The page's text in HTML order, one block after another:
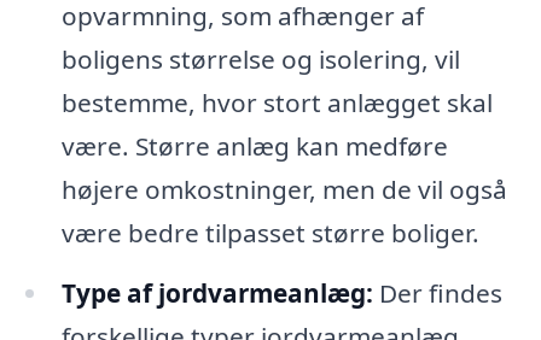
opvarmning, som afhænger af
boligens størrelse og isolering, vil
bestemme, hvor stort anlægget skal
være. Større anlæg kan medføre
højere omkostninger, men de vil også
være bedre tilpasset større boliger.
Type af jordvarmeanlæg: Der findes